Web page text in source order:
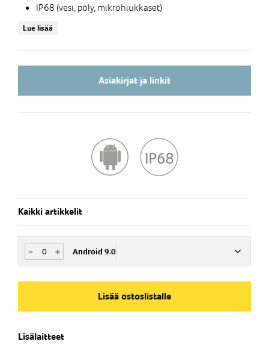
IP68 (vesi, pöly, mikrohiukkaset)
5,5" HD näyttö
Kamera 13MP sekä 8MP etukamera
WiFi, Bluetooth 5 LE
LTE 4G / VoLTE, MDM, Zero Touch -tuki
Kysy lisää Private LTE verkkoyhteensopivuudesta sekä
Lue lisää
Asiakirjat ja linkit
Kaikki artikkelit
+
- Android 9.0
Nim. Nro
Lisää ostoslistalle
Lisälaitteet